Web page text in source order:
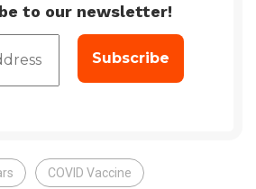
to our newsletter!
COVID Vaccine